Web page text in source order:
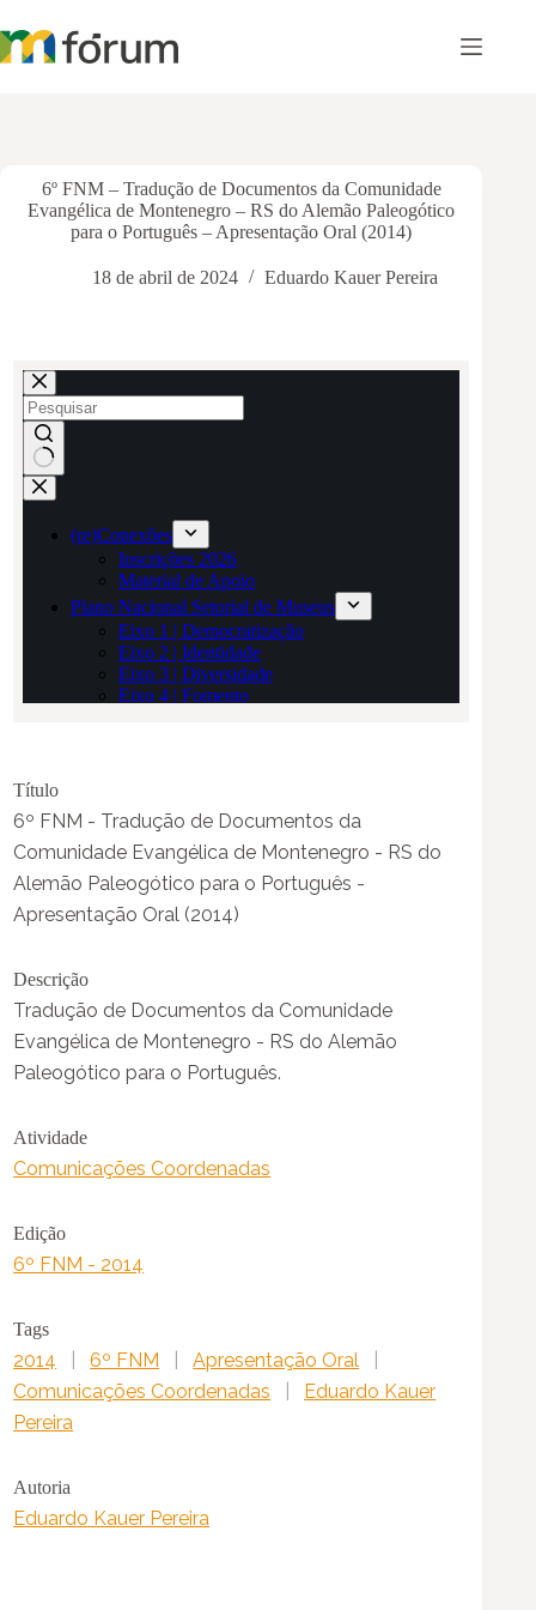
para
o
6º FNM – Tradução de Documentos da Comunidade
Evangélica de Montenegro – RS do Alemão Paleogótico
para o Português – Apresentação Oral (2014)
18 de abril de 2024 Eduardo Kauer Pereira
Título
6º FNM - Tradução de Documentos da
Comunidade Evangélica de Montenegro - RS do
Alemão Paleogótico para o Português -
Apresentação Oral (2014)
Descrição
Tradução de Documentos da Comunidade
Evangélica de Montenegro - RS do Alemão
Paleogótico para o Português.
Atividade
Comunicações Coordenadas
Edição
6º FNM - 2014
Tags
2014 6º FNM Apresentação Oral
Comunicações Coordenadas
Eduardo Kauer
Pereira
Autoria
Eduardo Kauer Pereira